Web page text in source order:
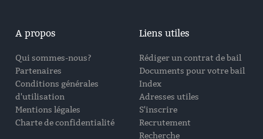
A propos
Qui sommes-nous?
Partenaires
Conditions générales
d'utilisation
Mentions légales
Charte de confidentialité
Liens utiles
Rédiger un contrat de bail
Documents pour votre bail
Index
Adresses utiles
S'inscrire
Recrutement
Recherche